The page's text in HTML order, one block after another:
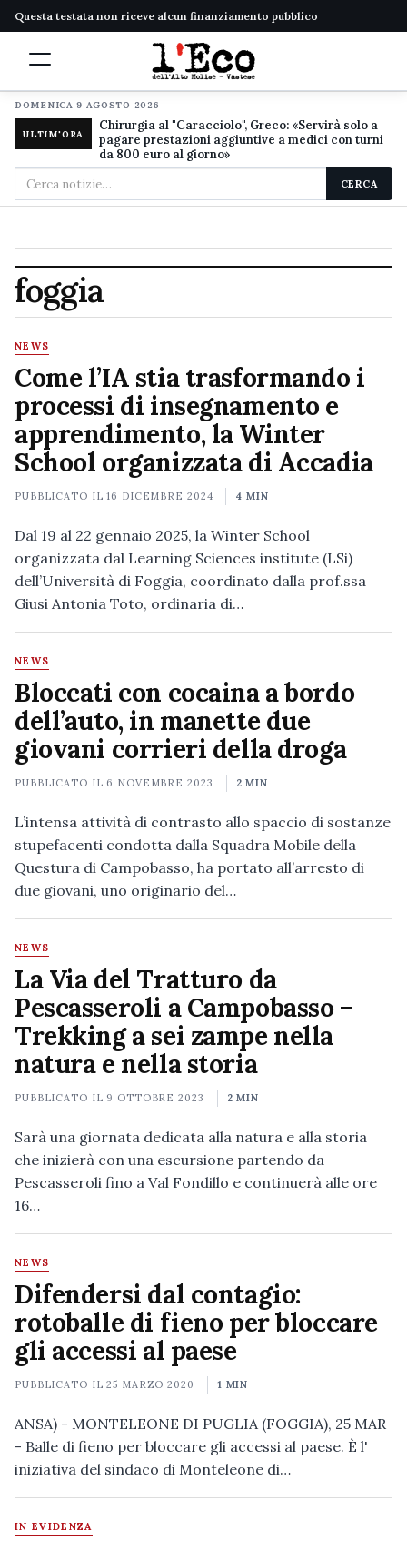
Questa testata non riceve alcun finanziamento pubblico
DOMENICA 9 AGOSTO 2026
ULTIM'ORA
Chirurgia al "Caracciolo", Greco: «Servirà solo a
pagare prestazioni aggiuntive a medici con turni
da 800 euro al giorno»
Cerca
nel
CERCA
foggia
NEWS
Come l’IA stia trasformando i
processi di insegnamento e
apprendimento, la Winter
School organizzata di Accadia
PUBBLICATO IL16 DICEMBRE 2024 4 MIN
Dal 19 al 22 gennaio 2025, la Winter School
organizzata dal Learning Sciences institute (LSi)
dell’Università di Foggia, coordinato dalla prof.ssa
Giusi Antonia Toto, ordinaria di…
NEWS
Bloccati con cocaina a bordo
dell’auto, in manette due
giovani corrieri della droga
PUBBLICATO IL 6 NOVEMBRE 2023 2 MIN
L’intensa attività di contrasto allo spaccio di sostanze
stupefacenti condotta dalla Squadra Mobile della
Questura di Campobasso, ha portato all’arresto di
due giovani, uno originario del…
NEWS
La Via del Tratturo da
Pescasseroli a Campobasso –
Trekking a sei zampe nella
natura e nella storia
PUBBLICATO IL 9 OTTOBRE 2023 2 MIN
Sarà una giornata dedicata alla natura e alla storia
che inizierà con una escursione partendo da
Pescasseroli fino a Val Fondillo e continuerà alle ore
16…
NEWS
Difendersi dal contagio:
rotoballe di fieno per bloccare
gli accessi al paese
PUBBLICATO IL25 MARZO 2020 1 MIN
ANSA) - MONTELEONE DI PUGLIA (FOGGIA), 25 MAR
- Balle di fieno per bloccare gli accessi al paese. È l'
iniziativa del sindaco di Monteleone di…
IN EVIDENZA